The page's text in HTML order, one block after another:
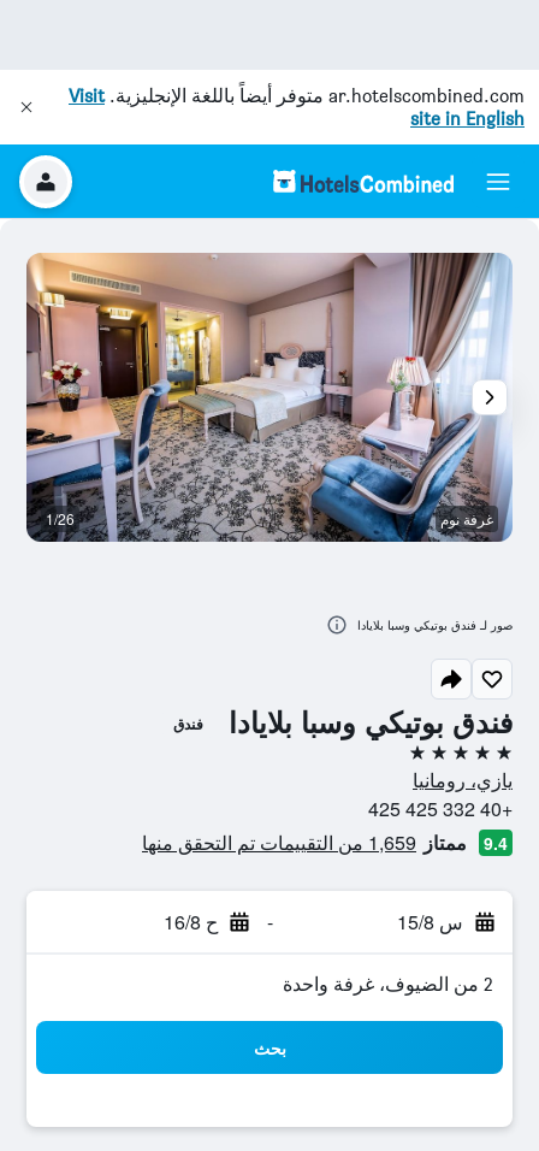
ar.hotelscombined.com متوفر أيضاً باللغة الإنجليزية.Visit
site in English
فندق بوتيكي وسبا بلايادا فندق
5 نجوم
يازي، رومانيا
+40 332 425 425
9.4 ممتاز 1,659 من التقييمات تم التحقق منها
س 15/8 - ح 16/8
2 من الضيوف، غرفة واحدة
بحث
غرفة نوم 1/26
صور لـ فندق بوتيكي وسبا بلايادا